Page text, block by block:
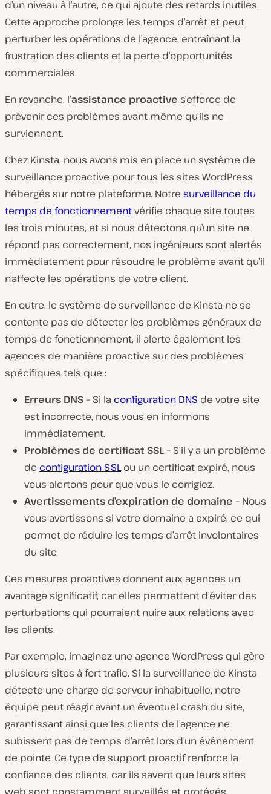
d’un niveau à l’autre, ce qui ajoute des retards inutiles.
Cette approche prolonge les temps d’arrêt et peut
perturber les opérations de l’agence, entraînant la
frustration des clients et la perte d’opportunités
commerciales.
En revanche, l’assistance proactive s’efforce de
prévenir ces problèmes avant même qu’ils ne
surviennent.
Chez Kinsta, nous avons mis en place un système de
surveillance proactive pour tous les sites WordPress
hébergés sur notre plateforme. Notre surveillance du
temps de fonctionnementvérifie chaque site toutes
les trois minutes, et si nous détectons qu’un site ne
répond pas correctement, nos ingénieurs sont alertés
immédiatement pour résoudre le problème avant qu’il
n’affecte les opérations de votre client.
En outre, le système de surveillance de Kinsta ne se
contente pas de détecter les problèmes généraux de
temps de fonctionnement, il alerte également les
agences de manière proactive sur des problèmes
spécifiques tels que :
Erreurs DNS – Si la configuration DNS de votre site
est incorrecte, nous vous en informons
immédiatement.
Problèmes de certificat SSL – S’il y a un problème
de configuration SSLou un certificat expiré, nous
vous alertons pour que vous le corrigiez.
Avertissements d’expiration de domaine – Nous
vous avertissons si votre domaine a expiré, ce qui
permet de réduire les temps d’arrêt involontaires
du site.
Ces mesures proactives donnent aux agences un
avantage significatif, car elles permettent d’éviter des
perturbations qui pourraient nuire aux relations avec
les clients.
Par exemple, imaginez une agence WordPress qui gère
plusieurs sites à fort trafic. Si la surveillance de Kinsta
détecte une charge de serveur inhabituelle, notre
équipe peut réagir avant un éventuel crash du site,
garantissant ainsi que les clients de l’agence ne
subissent pas de temps d’arrêt lors d’un événement
de pointe. Ce type de support proactif renforce la
confiance des clients, car ils savent que leurs sites